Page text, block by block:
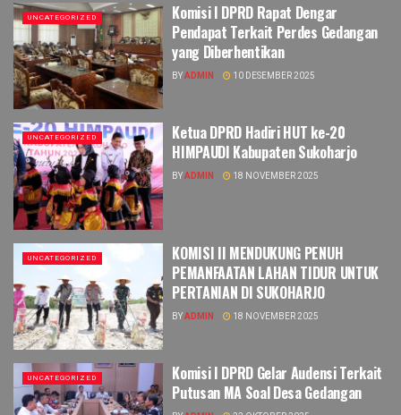
UNCATEGORIZED
Komisi I DPRD Rapat Dengar
Pendapat Terkait Perdes Gedangan
yang Diberhentikan
BYADMIN 10 DESEMBER 2025
UNCATEGORIZED
Ketua DPRD Hadiri HUT ke-20
HIMPAUDI Kabupaten Sukoharjo
BYADMIN 18 NOVEMBER 2025
UNCATEGORIZED
KOMISI II MENDUKUNG PENUH
PEMANFAATAN LAHAN TIDUR UNTUK
PERTANIAN DI SUKOHARJO
BYADMIN 18 NOVEMBER 2025
UNCATEGORIZED
Komisi I DPRD Gelar Audensi Terkait
Putusan MA Soal Desa Gedangan